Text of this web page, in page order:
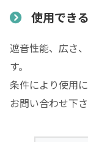
使用でき
遮音性能、広さ
す。
条件により使用
お問い合わせ下さ